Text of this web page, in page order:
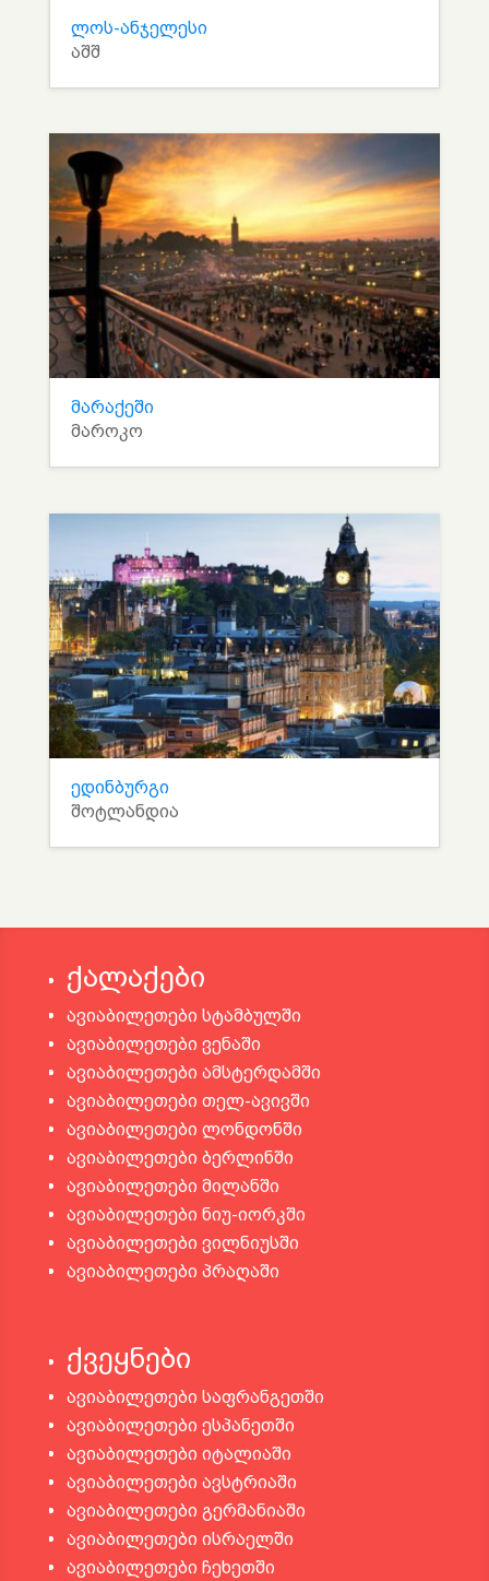
ლოს-ანჯელესი
აშშ
მარაქეში
მაროკო
ედინბურგი
შოტლანდია
ქალაქები
ავიაბილეთები სტამბულში
ავიაბილეთები ვენაში
ავიაბილეთები ამსტერდამში
ავიაბილეთები თელ-ავივში
ავიაბილეთები ლონდონში
ავიაბილეთები ბერლინში
ავიაბილეთები მილანში
ავიაბილეთები ნიუ-იორკში
ავიაბილეთები ვილნიუსში
ავიაბილეთები პრაღაში
ქვეყნები
ავიაბილეთები საფრანგეთში
ავიაბილეთები ესპანეთში
ავიაბილეთები იტალიაში
ავიაბილეთები ავსტრიაში
ავიაბილეთები გერმანიაში
ავიაბილეთები ისრაელში
ავიაბილეთები ჩეხეთში